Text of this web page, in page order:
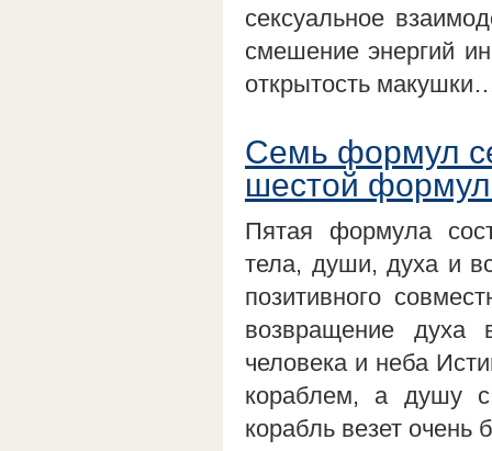
сексуальное
смешение энергий
открытость
Семь формул
шестой
Пятая формула
тела, души, духа и
позитивного
возвращение духа
человека и неба
кораблем, а душу с
корабль везет